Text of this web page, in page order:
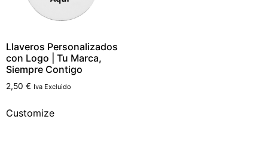
Llaveros Personalizados
con Logo | Tu Marca,
Siempre Contigo
2,50 € Iva Excluido
Customize